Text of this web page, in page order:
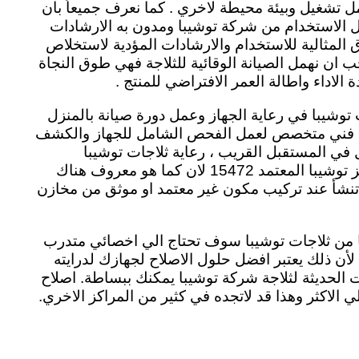
تشغيل وبيئة محيطة لاخري . كما نعرف جميعاً بان
الاستخدام من شركة توشيبا ومدون به الارشادات
للاستخدام والارشادات المؤدية لاستخلاص
ان نهمل الصيانة الوقائية للثلاجة فهي طوق النجاة
الاداء واطالة العمر الافتراضي للمنتج .
في رعاية الجهاز وعمل دورة صيانة بالمنزل
فني متخصص لعمل الفحص الشامل للجهاز والكشف
المستقبل القريب ، رعاية ثلاجات توشيبا
الموثوقة تأتي فقط من مركز توشيبا المعتمد 15472 لان كما هو معروف هناك
تنشأ عند تركيب مكون غير معتمد او موثق من مخازن
من ثلاجات توشيبا سوف تحتاج الي اخصائي متدرب
ذلك يعتبر افضل حلول الاصلاح لجهازك لدرايته
الحديثة لثلاجة شركة توشيبا يمكنك ببساطة. اصلاح
وهذا قد لاتجده في كثير من المراكز الاخري.